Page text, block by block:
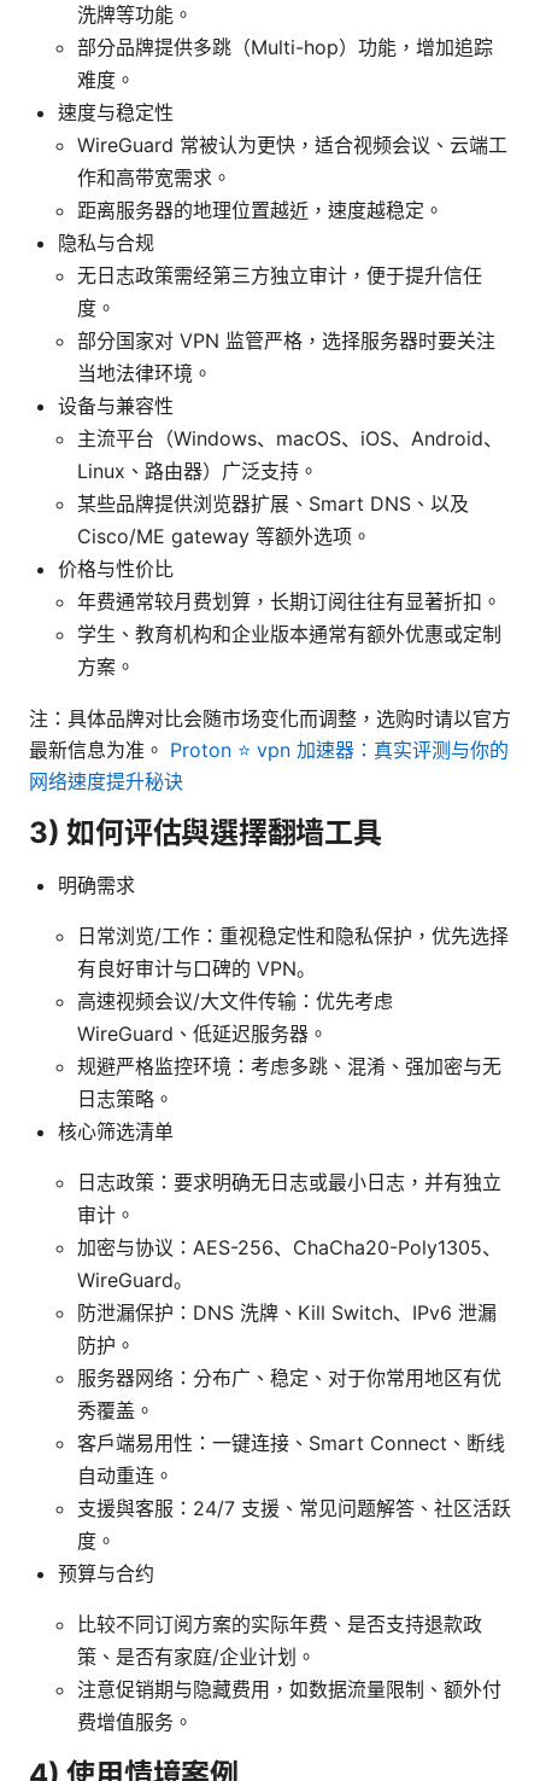
洗牌等功能。
部分品牌提供多跳（Multi-hop）功能，增加追踪
难度。
速度与稳定性
WireGuard 常被认为更快，适合视频会议、云端工
作和高带宽需求。
距离服务器的地理位置越近，速度越稳定。
隐私与合规
无日志政策需经第三方独立审计，便于提升信任
度。
部分国家对 VPN 监管严格，选择服务器时要关注
当地法律环境。
设备与兼容性
主流平台（Windows、macOS、iOS、Android、
Linux、路由器）广泛支持。
某些品牌提供浏览器扩展、Smart DNS、以及
Cisco/ME gateway 等额外选项。
价格与性价比
年费通常较月费划算，长期订阅往往有显著折扣。
学生、教育机构和企业版本通常有额外优惠或定制
方案。
注：具体品牌对比会随市场变化而调整，选购时请以官方
最新信息为准。 Proton ⭐ vpn 加速器：真实评测与你的
网络速度提升秘诀
3) 如何评估與選擇翻墙工具
明确需求
日常浏览/工作：重视稳定性和隐私保护，优先选择
有良好审计与口碑的 VPN。
高速视频会议/大文件传输：优先考虑
WireGuard、低延迟服务器。
规避严格监控环境：考虑多跳、混淆、强加密与无
日志策略。
核心筛选清单
日志政策：要求明确无日志或最小日志，并有独立
审计。
加密与协议：AES-256、ChaCha20-Poly1305、
WireGuard。
防泄漏保护：DNS 洗牌、Kill Switch、IPv6 泄漏
防护。
服务器网络：分布广、稳定、对于你常用地区有优
秀覆盖。
客户端易用性：一键连接、Smart Connect、断线
自动重连。
支援與客服：24/7 支援、常见问题解答、社区活跃
度。
预算与合约
比较不同订阅方案的实际年费、是否支持退款政
策、是否有家庭/企业计划。
注意促销期与隐藏费用，如数据流量限制、额外付
费增值服务。